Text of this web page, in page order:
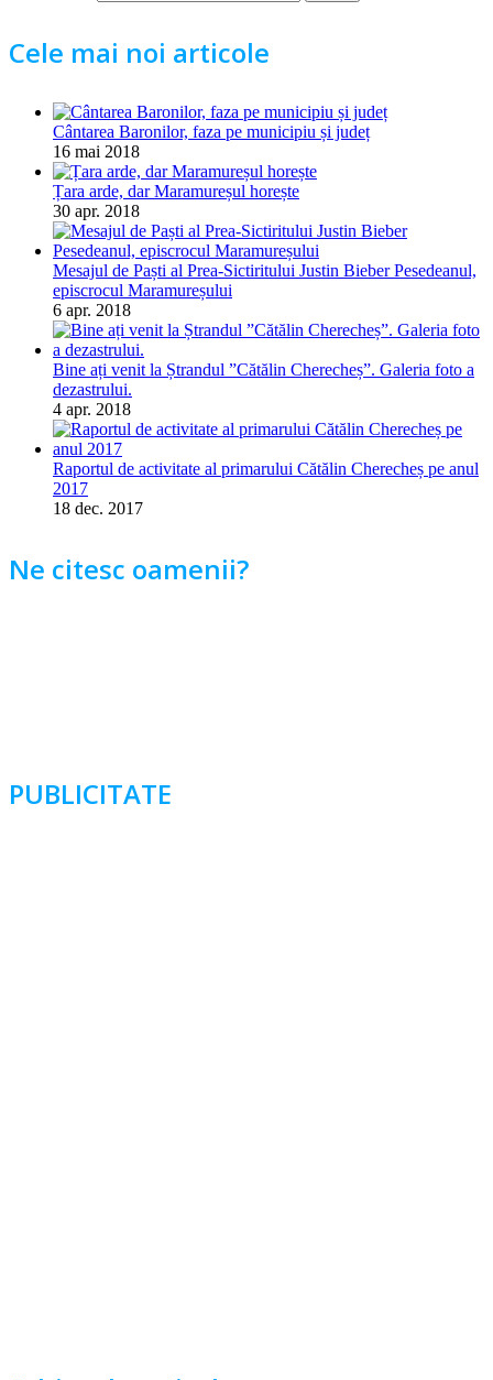
Cele mai noi articole
Cântarea Baronilor, faza pe municipiu și județ
16 mai 2018
Țara arde, dar Maramureșul horește
30 apr. 2018
Mesajul de Paști al Prea-Sictiritului Justin Bieber Pesedeanul,
episcrocul Maramureșului
6 apr. 2018
Bine ați venit la Ștrandul ”Cătălin Cherecheș”. Galeria foto a
dezastrului.
4 apr. 2018
Raportul de activitate al primarului Cătălin Cherecheș pe anul
2017
18 dec. 2017
Ne citesc oamenii?
PUBLICITATE